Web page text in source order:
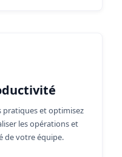
et optimisez
les opérations et
de votre équipe.